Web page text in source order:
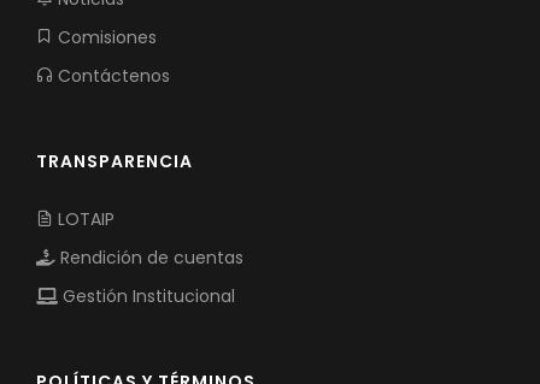
Comisiones
Contáctenos
TRANSPARENCIA
LOTAIP
Rendición de cuentas
Gestión Institucional